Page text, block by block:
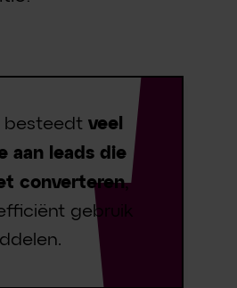
besteedt veel
aan leads die
converteren,
gebruik